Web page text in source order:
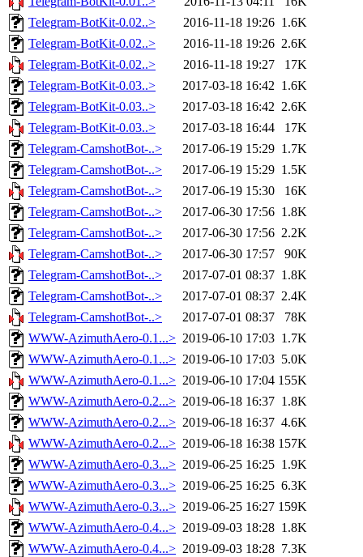
Telegram-BotKit-0.02..>
2016-11-18 19:26 1.6K
Telegram-BotKit-0.02..>
2016-11-18 19:26 2.6K
Telegram-BotKit-0.02..>
2016-11-18 19:27
17K
Telegram-BotKit-0.03..>
2017-03-18 16:42 1.6K
Telegram-BotKit-0.03..>
2017-03-18 16:42 2.6K
Telegram-BotKit-0.03..>
2017-03-18 16:44
17K
Telegram-CamshotBot-..>
2017-06-19 15:29 1.7K
Telegram-CamshotBot-..>
2017-06-19 15:29 1.5K
Telegram-CamshotBot-..>
2017-06-19 15:30
16K
Telegram-CamshotBot-..>
2017-06-30 17:56 1.8K
Telegram-CamshotBot-..>
2017-06-30 17:56 2.2K
Telegram-CamshotBot-..>
2017-06-30 17:57
90K
Telegram-CamshotBot-..>
2017-07-01 08:37 1.8K
Telegram-CamshotBot-..>
2017-07-01 08:37 2.4K
Telegram-CamshotBot-..>
2017-07-01 08:37
78K
WWW-AzimuthAero-0.1...> 2019-06-10 17:03 1.7K
WWW-AzimuthAero-0.1...> 2019-06-10 17:03 5.0K
WWW-AzimuthAero-0.1...> 2019-06-10 17:04 155K
WWW-AzimuthAero-0.2...> 2019-06-18 16:37 1.8K
WWW-AzimuthAero-0.2...> 2019-06-18 16:37 4.6K
WWW-AzimuthAero-0.2...> 2019-06-18 16:38 157K
WWW-AzimuthAero-0.3...> 2019-06-25 16:25 1.9K
WWW-AzimuthAero-0.3...> 2019-06-25 16:25 6.3K
WWW-AzimuthAero-0.3...> 2019-06-25 16:27 159K
WWW-AzimuthAero-0.4...> 2019-09-03 18:28 1.8K
WWW-AzimuthAero-0.4...> 2019-09-03 18:28 7.3K